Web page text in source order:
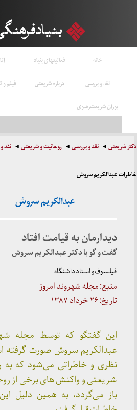
خانه فعالیتهای بنیاد
نقد و بررسی
درباره شریعتی فیلم و
پوران شریعت‌رضوی
دکتر شریعتی نقد و بررسی روحانیت و شریعتی نقد
خاطرات عبدالکریم سروش
عبدالکریم سروش
دیدارمان به قیامت افتاد
گفت و گو با دکتر عبدالکریم سروش
فیلسوف و استاد داشنگاه
منبع: مجله شهروند امروز
تاریخ: ۲۶ خرداد ۱۳۸۷
این گفتگو که توسط مجله
عبدالکریم سروش صورت
نظری و خاطراتی می‌شود که به
شریعتی و واکنش های برخی از
باز می‌گردد، به همین دلیل